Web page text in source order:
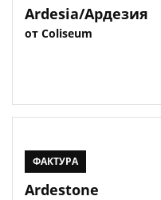
Ardesia/Ардезия
от Coliseum
ФАКТУРА
Ardestone